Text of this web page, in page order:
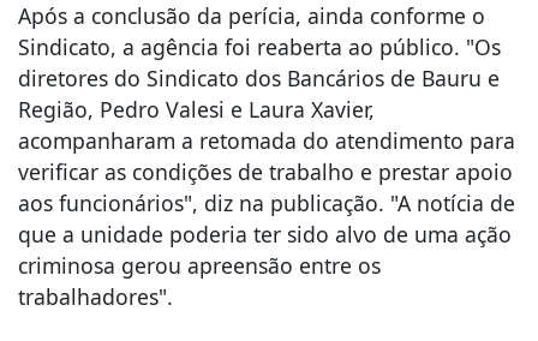
Após a conclusão da perícia, ainda conforme o
Sindicato, a agência foi reaberta ao público. "Os
diretores do Sindicato dos Bancários de Bauru e
Região, Pedro Valesi e Laura Xavier,
acompanharam a retomada do atendimento para
verificar as condições de trabalho e prestar apoio
aos funcionários", diz na publicação. "A notícia de
que a unidade poderia ter sido alvo de uma ação
criminosa gerou apreensão entre os
trabalhadores".